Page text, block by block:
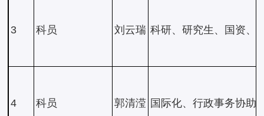
3 科员 刘云瑞 科研、研究生、国资、
4 科员 郭清滢 国际化、行政事务协助